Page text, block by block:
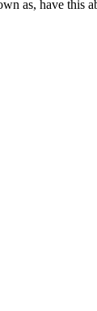
as, have this